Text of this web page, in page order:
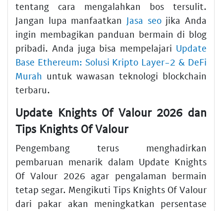
tentang cara mengalahkan bos tersulit.
Jangan lupa manfaatkan Jasa seojika Anda
ingin membagikan panduan bermain di blog
pribadi. Anda juga bisa mempelajari Update
Base Ethereum: Solusi Kripto Layer-2 & DeFi
Murah untuk wawasan teknologi blockchain
terbaru.
Update Knights Of Valour 2026 dan
Tips Knights Of Valour
Pengembang terus menghadirkan
pembaruan menarik dalam Update Knights
Of Valour 2026 agar pengalaman bermain
tetap segar. Mengikuti Tips Knights Of Valour
dari pakar akan meningkatkan persentase